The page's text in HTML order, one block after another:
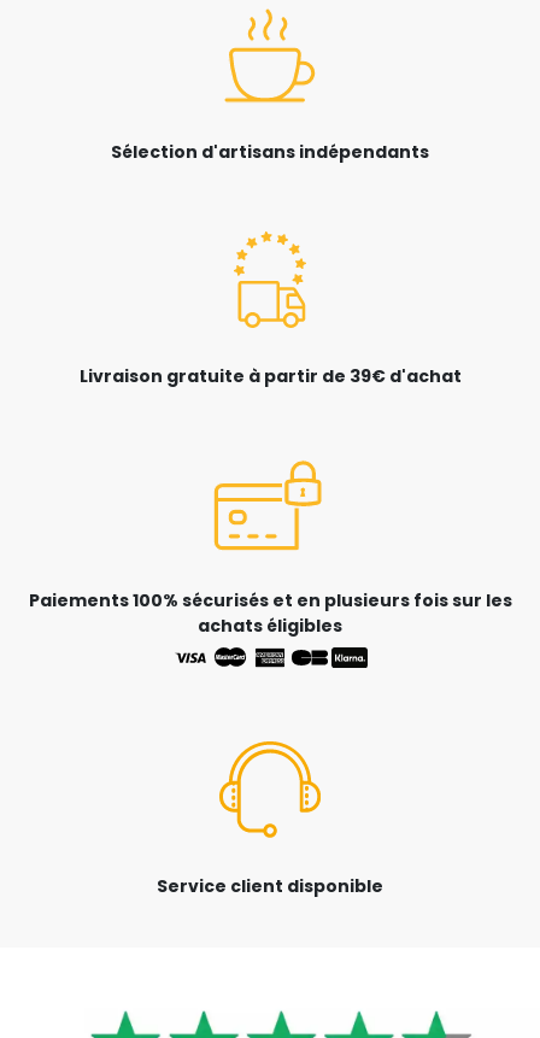
Sélection d'artisans indépendants
Livraison gratuite à partir de 39€ d'achat
Paiements 100% sécurisés et en plusieurs fois sur les
achats éligibles
Service client disponible